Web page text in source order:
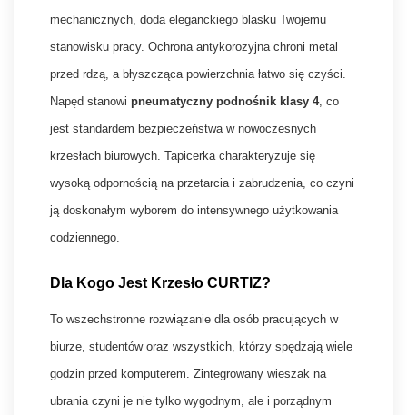
mechanicznych, doda eleganckiego blasku Twojemu
stanowisku pracy. Ochrona antykorozyjna chroni metal
przed rdzą, a błyszcząca powierzchnia łatwo się czyści.
Napęd stanowi pneumatyczny podnośnik klasy 4, co
jest standardem bezpieczeństwa w nowoczesnych
krzesłach biurowych. Tapicerka charakteryzuje się
wysoką odpornością na przetarcia i zabrudzenia, co czyni
ją doskonałym wyborem do intensywnego użytkowania
codziennego.
Dla Kogo Jest Krzesło CURTIZ?
To wszechstronne rozwiązanie dla osób pracujących w
biurze, studentów oraz wszystkich, którzy spędzają wiele
godzin przed komputerem. Zintegrowany wieszak na
ubrania czyni je nie tylko wygodnym, ale i porządnym